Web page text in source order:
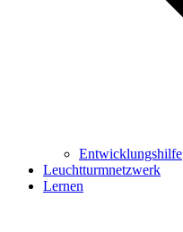
Entwicklungshilfe
Leuchtturmnetzwerk
Lernen